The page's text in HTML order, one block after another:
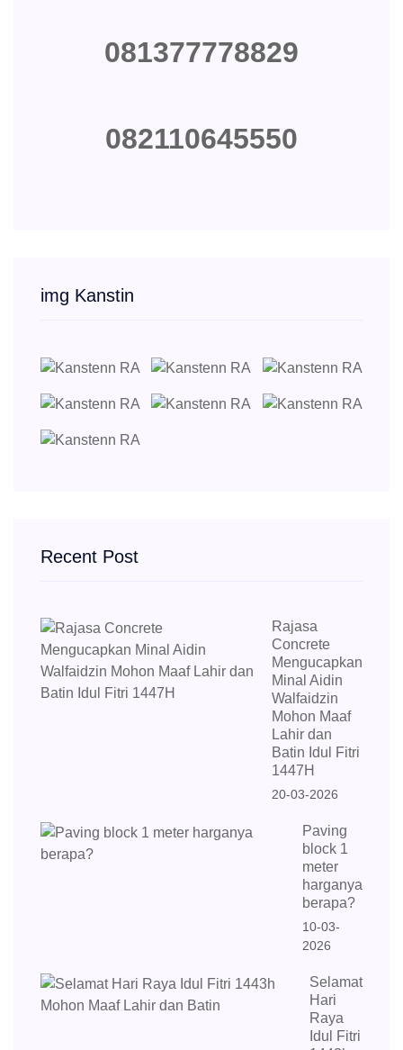
081377778829
082110645550
img Kanstin
Recent Post
Rajasa
Concrete
Mengucapkan
Minal Aidin
Walfaidzin
Mohon Maaf
Lahir dan
Batin Idul Fitri
1447H
20-03-2026
Paving
block 1
meter
harganya
berapa?
10-03-
2026
Selamat
Hari
Raya
Idul Fitri